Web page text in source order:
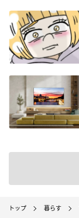
トップ 暮らす